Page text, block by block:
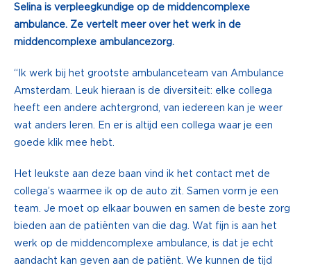
Selina is verpleegkundige op de middencomplexe
ambulance. Ze vertelt meer over het werk in de
middencomplexe ambulancezorg.
“Ik werk bij het grootste ambulanceteam van Ambulance
Amsterdam. Leuk hieraan is de diversiteit: elke collega
heeft een andere achtergrond, van iedereen kan je weer
wat anders leren. En er is altijd een collega waar je een
goede klik mee hebt.
Het leukste aan deze baan vind ik het contact met de
collega’s waarmee ik op de auto zit. Samen vorm je een
team. Je moet op elkaar bouwen en samen de beste zorg
bieden aan de patiënten van die dag. Wat fijn is aan het
werk op de middencomplexe ambulance, is dat je echt
aandacht kan geven aan de patiënt. We kunnen de tijd